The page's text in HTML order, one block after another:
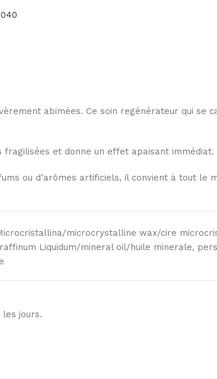
abimées. Ce soin regénérateur qui se
et donne un effet apaisant immédiat.
ou d’arômes artificiels, il convient à tout le
microcrystalline wax/cire
Liquidum/mineral oil/huile minerale,
jours.